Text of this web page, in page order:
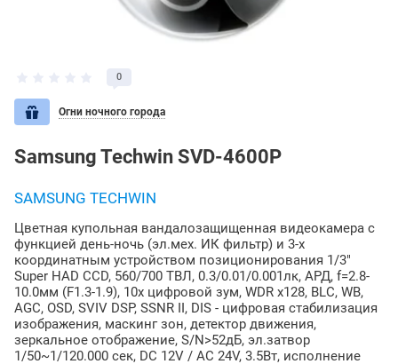
0
Огни ночного города
Samsung Techwin SVD-4600P
SAMSUNG TECHWIN
Цветная купольная вандалозащищенная видеокамера с
функцией день-ночь (эл.мех. ИК фильтр) и 3-х
координатным устройством позиционирования 1/3"
Super HAD CCD, 560/700 ТВЛ, 0.3/0.01/0.001лк, АРД, f=2.8-
10.0мм (F1.3-1.9), 10x цифровой зум, WDR х128, BLC, WB,
AGC, OSD, SVIV DSP, SSNR II, DIS - цифровая стабилизация
изображения, маскинг зон, детектор движения,
зеркальное отображение, S/N>52дБ, эл.затвор
1/50~1/120.000 сек, DC 12V / AC 24V, 3.5Вт, исполнение